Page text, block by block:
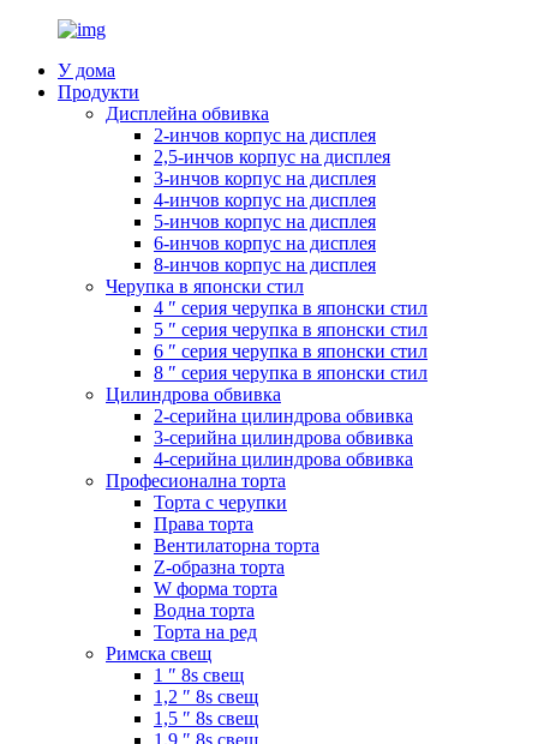
У дома
Продукти
Дисплейна обвивка
2-инчов корпус на дисплея
2,5-инчов корпус на дисплея
3-инчов корпус на дисплея
4-инчов корпус на дисплея
5-инчов корпус на дисплея
6-инчов корпус на дисплея
8-инчов корпус на дисплея
Черупка в японски стил
4 ″ серия черупка в японски стил
5 ″ серия черупка в японски стил
6 ″ серия черупка в японски стил
8 ″ серия черупка в японски стил
Цилиндрова обвивка
2-серийна цилиндрова обвивка
3-серийна цилиндрова обвивка
4-серийна цилиндрова обвивка
Професионална торта
Торта с черупки
Права торта
Вентилаторна торта
Z-образна торта
W форма торта
Водна торта
Торта на ред
Римска свещ
1 ″ 8s свещ
1,2 ″ 8s свещ
1,5 ″ 8s свещ
1.9 ″ 8s свещ